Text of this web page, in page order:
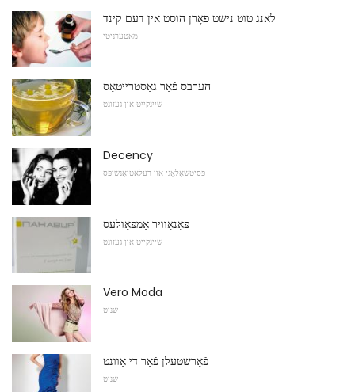
לאנג טוט נישט פאָרן הוסט אין דעם קינד
מאַטערניטי
הערבס פֿאַר גאַסטרייטאַס
שיינקייט און געזונט
Decency
פּסיטשאָלאָגי און רעלאַטיאָנשיפּס
פּאַנאַוויר אַמפּאָולעס
שיינקייט און געזונט
Vero Moda
שניט
פֿאַרשטעלן פֿאַר די אָוונט
שניט